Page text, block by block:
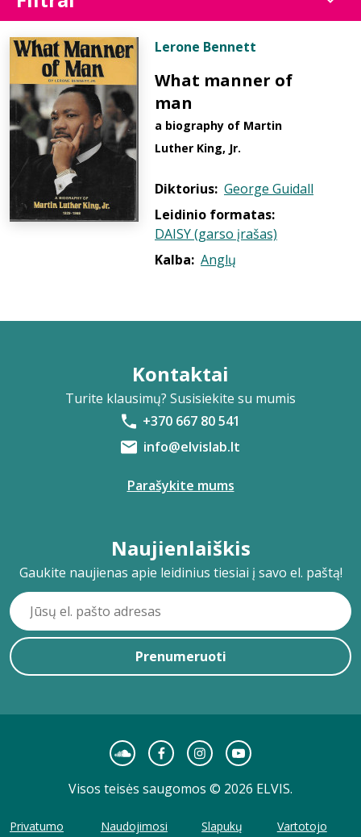
Lerone Bennett
What manner of
man
a biography of Martin
Luther King, Jr.
Diktorius: George Guidall
Leidinio formatas:
DAISY (garso įrašas)
Kalba: Anglų
Kontaktai
Turite klausimų? Susisiekite su mumis
+370 667 80 541
info@elvislab.lt
Parašykite mums
Naujienlaiškis
Gaukite naujienas apie leidinius tiesiai į savo el. paštą!
Prenumeruoti
Visos teisės saugomos © 2026 ELVIS.
Privatumo
Naudojimosi
Slapukų
Vartotojo